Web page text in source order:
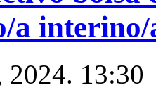
a interino/
2024. 13:30